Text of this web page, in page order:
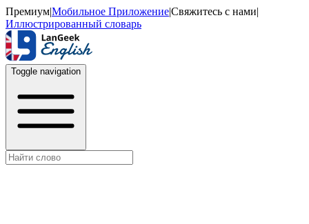
Премиум|Мобильное Приложение|Свяжитесь с нами|
Иллюстрированный словарь
Toggle navigation